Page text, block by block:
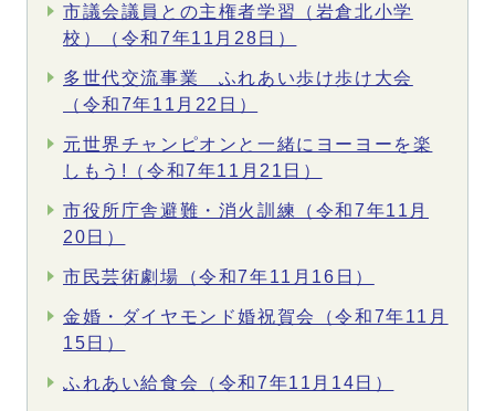
市議会議員との主権者学習（岩倉北小学
校）（令和7年11月28日）
多世代交流事業 ふれあい歩け歩け大会
（令和7年11月22日）
元世界チャンピオンと一緒にヨーヨーを楽
しもう!（令和7年11月21日）
市役所庁舎避難・消火訓練（令和7年11月
20日）
市民芸術劇場（令和7年11月16日）
金婚・ダイヤモンド婚祝賀会（令和7年11月
15日）
ふれあい給食会（令和7年11月14日）